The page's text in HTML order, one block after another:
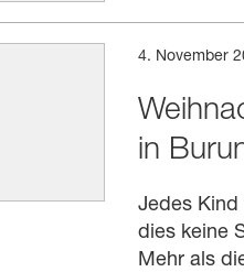
4. November
in
Jedes
dies keine
Mehr als